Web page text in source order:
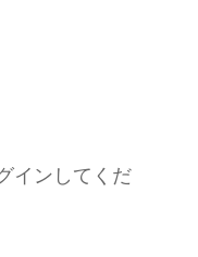
インしてくだ